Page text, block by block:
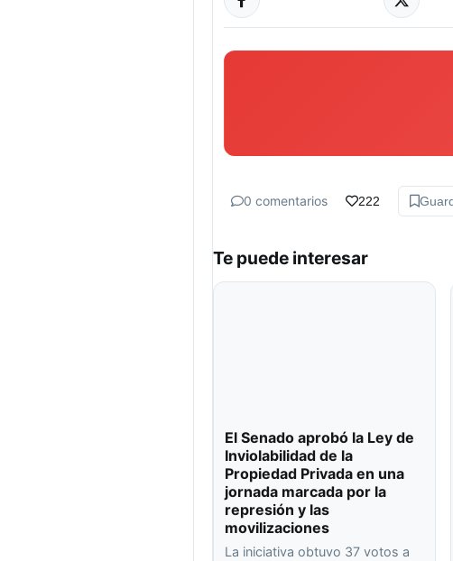
0 comentarios 222
Te puede interesar
El Senado aprobó la Ley de
Inviolabilidad de la
Propiedad Privada en una
jornada marcada por la
represión y las
movilizaciones
La iniciativa obtuvo 37 votos a